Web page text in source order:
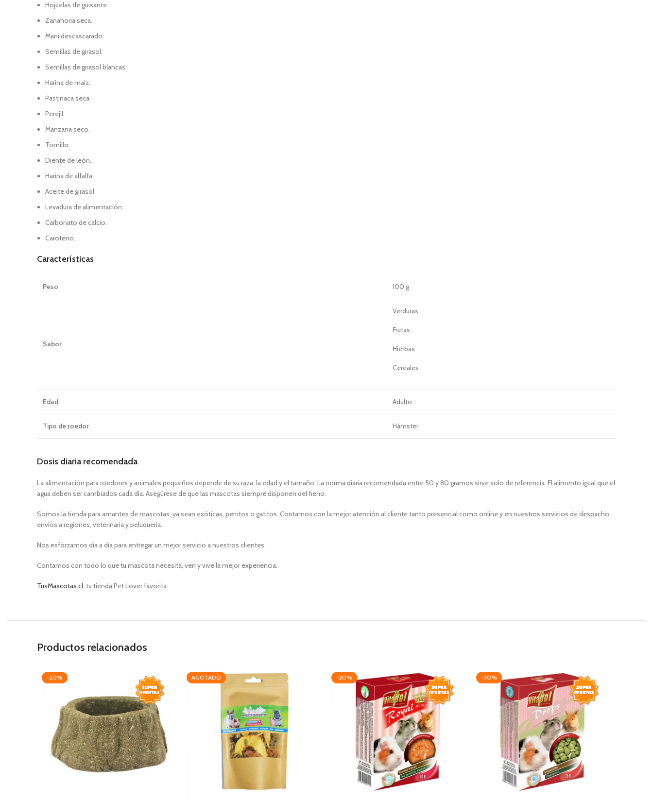
Hojuelas de guisante.
Zanahoria seca.
Maní descascarado.
Semillas de girasol.
Semillas de girasol blancas.
Harina de maíz.
Pastinaca seca.
Perejil.
Manzana seco.
Tomillo.
Diente de león.
Harina de alfalfa.
Aceite de girasol.
Levadura de alimentación.
Carbonato de calcio.
Caroteno.
Características
Peso 100 g
Sabor
Verduras
Frutas
Hierbas
Cereales
Edad Adulto
Tipo de roedor Hámster
Dosis diaria recomendada
La alimentación para roedores y animales pequeños depende de su raza, la edad y el tamaño. La norma diaria recomendada entre 50 y 80 gramos sirve solo de referencia. El alimento igual que el
agua deben ser cambiados cada día. Asegúrese de que las mascotas siempre disponen del heno.
Somos la tienda para amantes de mascotas, ya sean exóticas, perritos o gatitos. Contamos con la mejor atención al cliente tanto presencial como online y en nuestros servicios de despacho,
envíos a regiones, veterinaria y peluquería.
Nos esforzamos día a día para entregar un mejor servicio a nuestros clientes.
Contamos con todo lo que tu mascota necesita, ven y vive la mejor experiencia.
TusMascotas.cl, tu tienda Pet Lover favorita.
Productos relacionados
-20% AGOTADO -20% -30%